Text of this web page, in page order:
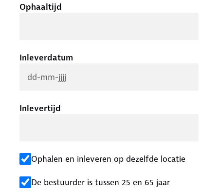
Ophaaltijd
Inleverdatum
Inlevertijd
Ophalen en inleveren op dezelfde locatie
De bestuurder is tussen 25 en 65 jaar